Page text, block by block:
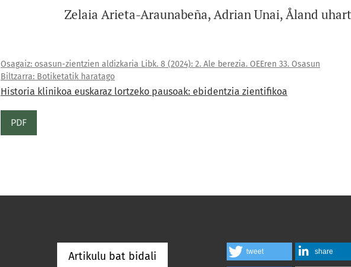
Zelaia Arieta-Araunabeña, Adrian Unai, Åland
Osagaiz: osasun-zientzien aldizkaria Libk. 8 (2024): 2. Ale berezia. OEEren 33. Osasun
Biltzarra: Botiketatik haratago
Historia klinikoa euskaraz lortzeko pausoak: ebidentzia zientifikoa
PDF
Artikulu bat bidali tweet share